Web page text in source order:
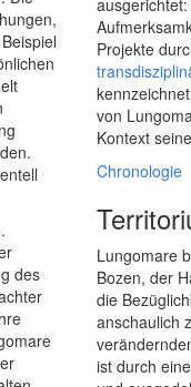
des
Projekte
von
Kontext
Chronologie
Lungomare
Bozen, der
die
anschaulich
ist durch